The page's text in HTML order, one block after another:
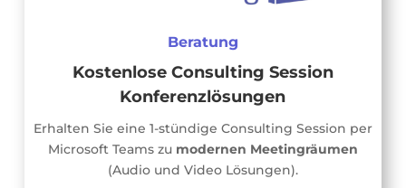
Beratung
Kostenlose Consulting Session
Konferenzlösungen
Erhalten Sie eine 1-stündige Consulting Session per
Microsoft Teams zumodernen Meetingräumen
(Audio und Video Lösungen).